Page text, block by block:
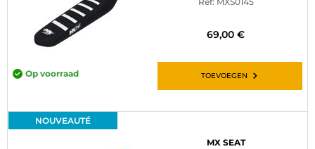
69,00 €
Op voorraad TOEVOEGEN
NOUVEAUTÉ
MX SEAT